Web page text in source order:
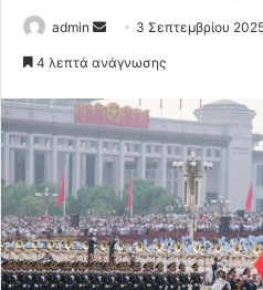
admin
Send
an
3 Σεπτεμβρίου
4 λεπτά ανάγνωσης